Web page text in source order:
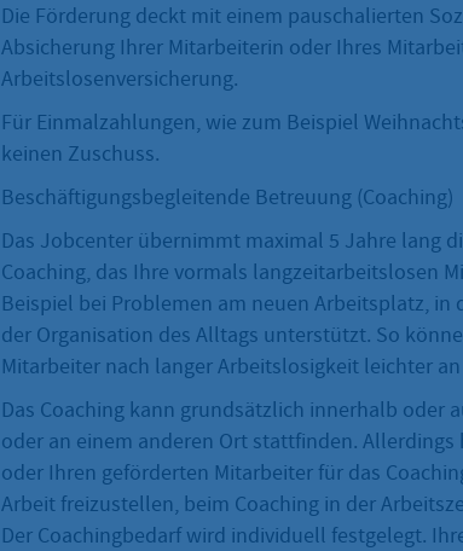
Die Förderung deckt mit einem pauschalierten
Absicherung Ihrer Mitarbeiterin oder Ihres
Arbeitslosenversicherung.
Für Einmalzahlungen, wie zum Beispiel
keinen Zuschuss.
Beschäftigungsbegleitende Betreuung (Coaching)
Das Jobcenter übernimmt maximal 5 Jahre lang
Coaching, das Ihre vormals langzeitarbeitslosen
Beispiel bei Problemen am neuen Arbeitsplatz,
der Organisation des Alltags unterstützt. So
Mitarbeiter nach langer Arbeitslosigkeit leichter
Das Coaching kann grundsätzlich innerhalb oder
oder an einem anderen Ort stattfinden.
oder Ihren geförderten Mitarbeiter für das
Arbeit freizustellen, beim Coaching in der
Der Coachingbedarf wird individuell festgelegt.